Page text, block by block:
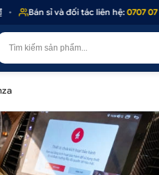
Bán sỉ và đối tác liên hệ:0707 07 08